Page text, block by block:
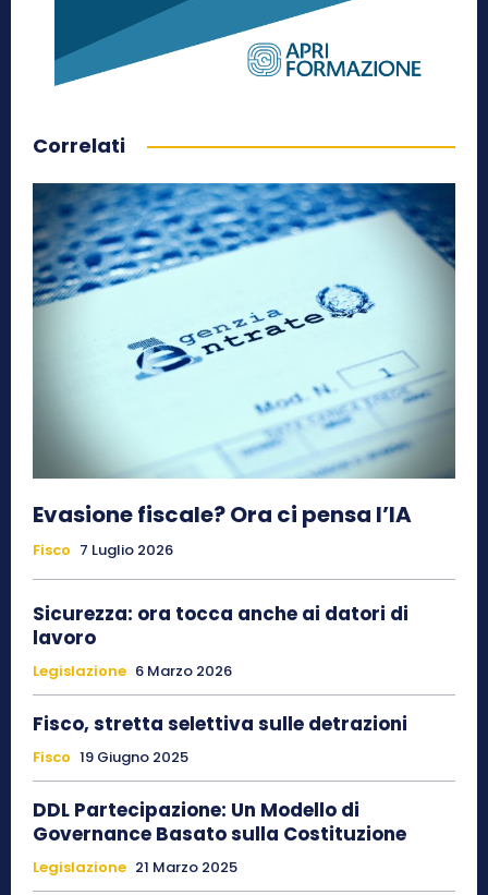
Correlati
Evasione fiscale? Ora ci pensa l’IA
Fisco 7 Luglio 2026
Sicurezza: ora tocca anche ai datori di
lavoro
Legislazione 6 Marzo 2026
Fisco, stretta selettiva sulle detrazioni
Fisco 19 Giugno 2025
DDL Partecipazione: Un Modello di
Governance Basato sulla Costituzione
Legislazione 21 Marzo 2025